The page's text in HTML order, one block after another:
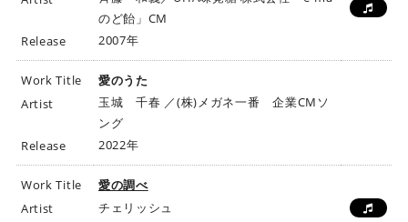
のど飴」CM
Release
2007年
Work Title
愛のうた
Artist
玉城 千春 ／(株)メガネ一番 企業CMソ
ング
Release
2022年
Work Title
愛の調べ
Artist
チェリッシュ